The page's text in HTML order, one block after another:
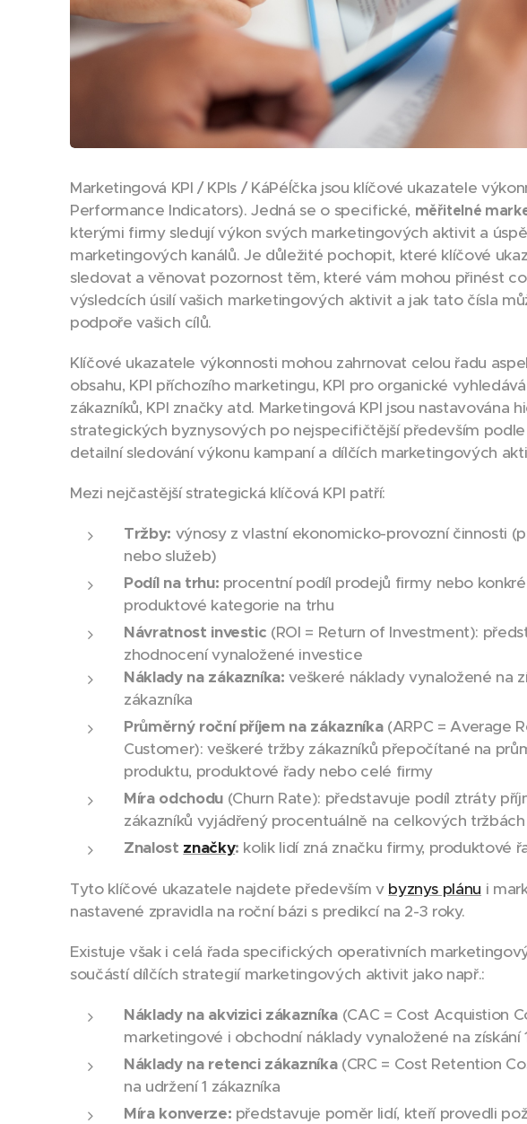
Marketingová KPI / KPIs / KáPéÍčka jsou klíčové ukazatele
Performance Indicators). Jedná se o specifické, měřitelné
kterými firmy sledují výkon svých marketingových aktivit a
marketingových kanálů. Je důležité pochopit, které klíčové
sledovat a věnovat pozornost těm, které vám mohou přinést
výsledcích úsilí vašich marketingových aktivit a jak tato čísla
podpoře vašich cílů.
Klíčové ukazatele výkonnosti mohou zahrnovat celou řadu
obsahu, KPI příchozího marketingu, KPI pro organické
zákazníků, KPI značky atd. Marketingová KPI jsou nastavována
strategických byznysových po nejspecifičtější především
detailní sledování výkonu kampaní a dílčích marketingových
Mezi nejčastější strategická klíčová KPI patří:
Tržby: výnosy z vlastní ekonomicko-provozní činnosti
nebo služeb)
Podíl na trhu: procentní podíl prodejů firmy nebo
produktové kategorie na trhu
Návratnost investic (ROI = Return of Investment):
zhodnocení vynaložené investice
Náklady na zákazníka: veškeré náklady vynaložené na
zákazníka
Průměrný roční příjem na zákazníka(ARPC = Average
Customer): veškeré tržby zákazníků přepočítané na
produktu, produktové řady nebo celé firmy
Míra odchodu(Churn Rate): představuje podíl ztráty
zákazníků vyjádřený procentuálně na celkových tržbách
Znalost značky: kolik lidí zná značku firmy, produktové
Tyto klíčové ukazatele najdete především v byznys plánu i
nastavené zpravidla na roční bázi s predikcí na 2-3 roky.
Existuje však i celá řada specifických operativních
součástí dílčích strategií marketingových aktivit jako např.:
Náklady na akvizici zákazníka (CAC = Cost Acquistion
marketingové i obchodní náklady vynaložené na získání
Náklady na retenci zákazníka(CRC = Cost Retention
na udržení 1 zákazníka
Míra konverze: představuje poměr lidí, kteří provedli